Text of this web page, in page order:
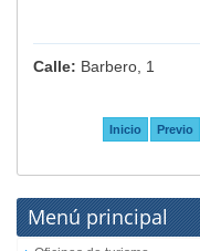
Calle: Barbero, 1
Inicio Previo
Menú principal